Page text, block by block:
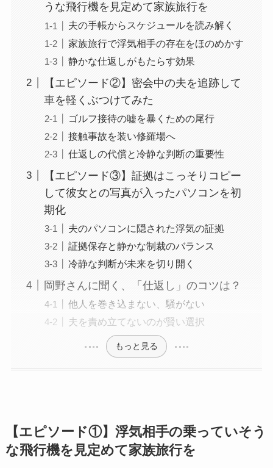
うな飛行機を見定めて家族旅行を
夫の手帳からスケジュールを読み解く
家族旅行で浮気相手の存在をほのめかす
静かな仕返しがもたらす効果
【エピソード②】密会中の夫を追跡して
車を軽くぶつけてみた
ゴルフ接待の嘘を暴くための尾行
接触事故を装い修羅場へ
仕返しの代償と冷静な判断の重要性
【エピソード③】証拠はこっそりコピー
して彼女との写真が入ったパソコンを初
期化
夫のパソコンに隠された浮気の証拠
証拠保存と静かな制裁のバランス
冷静な判断が未来を切り開く
岡野さんに聞く、「仕返し」のコツは？
他人を巻き込まない、騒がない
夫を責め立てないのが賢い選択
もっと見る
【エピソード①】浮気相手の乗っていそう
な飛行機を見定めて家族旅行を